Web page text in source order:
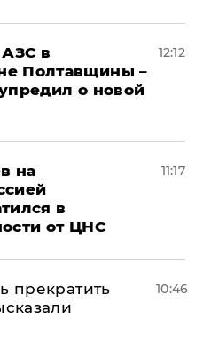
в
Полтавщины –
о новой
12:12
на
в
от ЦНС
11:17
прекратить
10:46